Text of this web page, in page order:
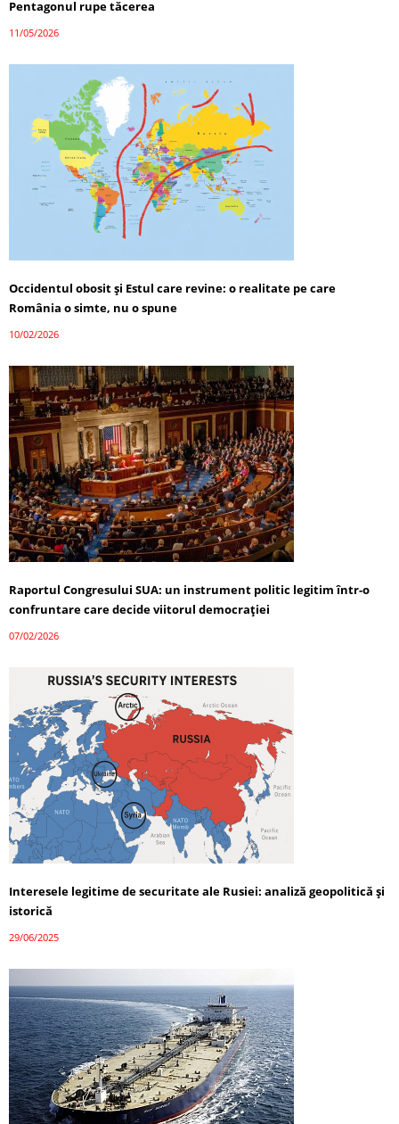
Pentagonul rupe tăcerea
11/05/2026
Occidentul obosit și Estul care revine: o realitate pe care
România o simte, nu o spune
10/02/2026
Raportul Congresului SUA: un instrument politic legitim într-o
confruntare care decide viitorul democrației
07/02/2026
Interesele legitime de securitate ale Rusiei: analiză geopolitică și
istorică
29/06/2025